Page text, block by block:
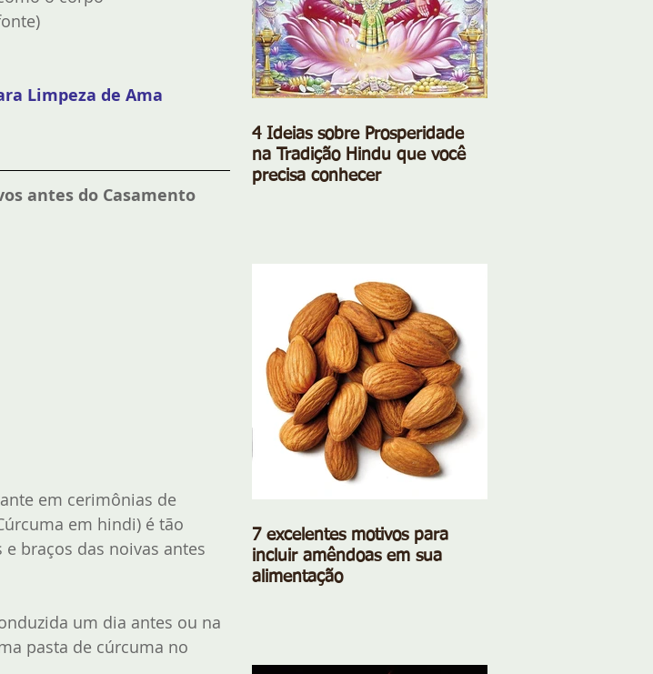
Limpeza de Ama
antes do Casamento
em cerimônias de
em hindi) é tão
braços das noivas antes
um dia antes ou na
pasta de cúrcuma no
4 Ideias sobre Prosperidade
na Tradição Hindu que você
precisa conhecer
7 excelentes motivos para
incluir amêndoas em sua
alimentação